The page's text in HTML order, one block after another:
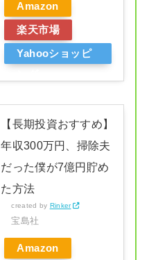
Amazon
楽天市場
Yahooショッピ
【長期投資おすすめ】
年収300万円、掃除夫
だった僕が7億円貯め
た方法
created by Rinker
宝島社
Amazon